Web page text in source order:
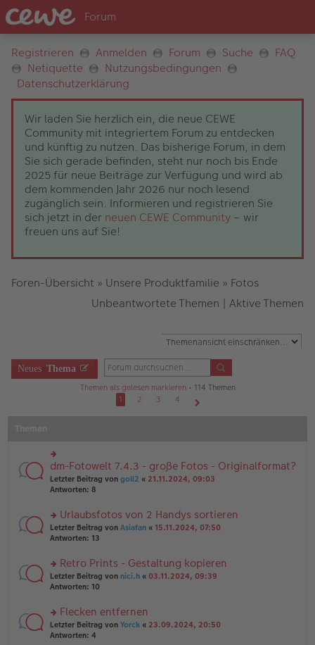
Registrieren Anmelden Forum Suche
FAQ
Netiquette
Nutzungsbedingungen
Datenschutzerklärung
Wir laden Sie herzlich ein, die neue CEWE
Community mit integriertem Forum zu entdecken
und künftig zu nutzen. Das bisherige Forum, in dem
Sie sich gerade befinden, steht nur noch bis Ende
2025 für neue Beiträge zur Verfügung und wird ab
dem kommenden Jahr 2026 nur noch lesend
zugänglich sein. Informieren und registrieren Sie
sich jetzt in der neuen CEWE Community – wir
freuen uns auf Sie!
Foren-Übersicht » Unsere Produktfamilie » Fotos
Unbeantwortete Themen | Aktive Themen
Neues Thema
Themen als gelesen markieren• 114 Themen
1
2 3
4
rs
te
r
g
el
es
n
er
B
ei
a
g
dm-Fotowelt 7.4.3 - große Fotos - Originalformat?
Letzter Beitrag von goll2 « 21.11.2024, 09:03
Antworten: 8
rs
te
n
g
el
e
n
er
Urlaubsfotos von 2 Handys sortieren
Letzter Beitrag von Asiafan « 15.11.2024, 07:50
Antworten: 13
rs
te
n
g
el
Retro Prints - Gestaltung kopieren
Letzter Beitrag von nici.h « 03.11.2024, 09:39
Antworten: 10
rs
te
Flecken entfernen
Letzter Beitrag von Yorck « 23.09.2024, 20:50
Antworten: 4